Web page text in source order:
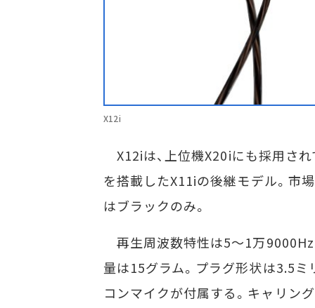
X12i
X12iは、上位機X20iにも採用さ
を搭載したX11iの後継モデル。市
はブラックのみ。
再生周波数特性は5～1万9000Hz
量は15グラム。プラグ形状は3.5
コンマイクが付属する。キャリン